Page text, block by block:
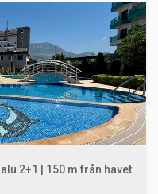
2+1 | 150 m från havet